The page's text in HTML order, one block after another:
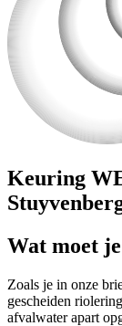
Keuring
Wat moet
Zoals je in onze
gescheiden
afvalwater apart